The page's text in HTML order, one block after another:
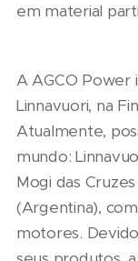
em material
A AGCO Power
Linnavuori, na
Atualmente,
mundo:
Mogi das
(Argentina),
motores.